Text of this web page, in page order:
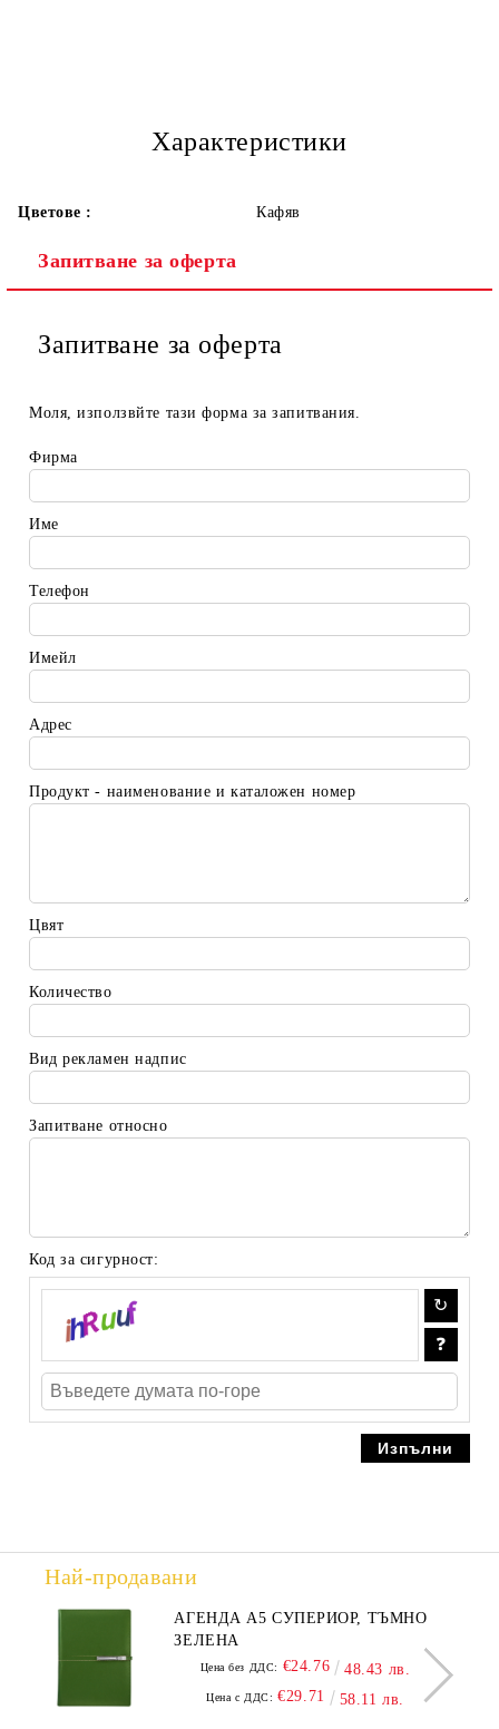
Характеристики
Цветове : Кафяв
Запитване за оферта
Запитване за оферта
Моля, използвйте тази форма за запитвания.
Фирма
Име
Телефон
Имейл
Адрес
Продукт - наименование и каталожен номер
Цвят
Количество
Вид рекламен надпис
Запитване относно
Код за сигурност:
Най-продавани
АГЕНДА А5 СУПЕРИОР, ТЪМНО
ЗЕЛЕНА
Цена без ДДС: €24.76 48.43 лв.
Цена с ДДС: €29.71 58.11 лв.